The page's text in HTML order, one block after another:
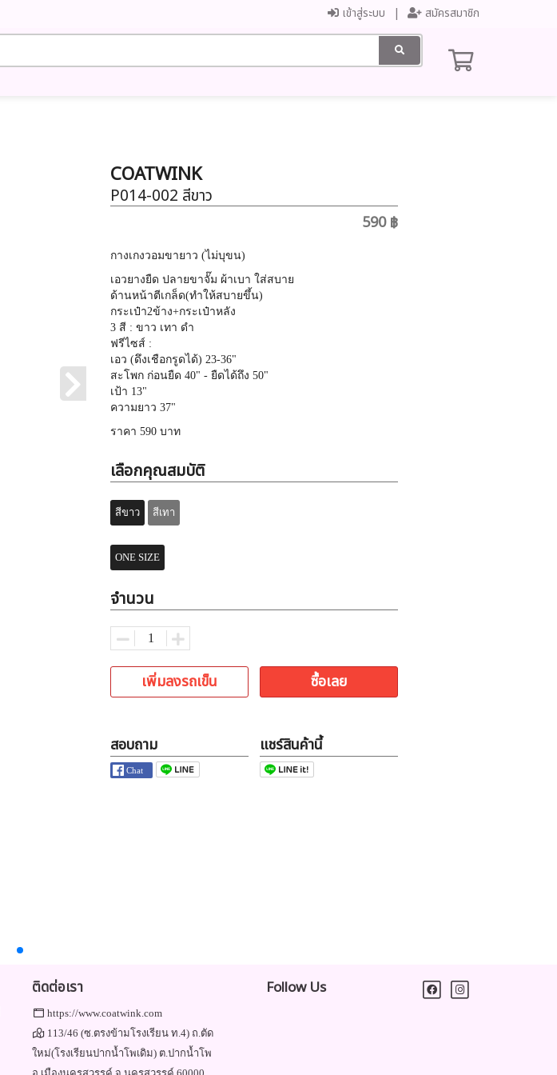
เข้าสู่ระบบ สมัครสมาชิก
COATWINK
P014-002 สีขาว
590 ฿
กางเกงวอมขายาว (ไม่บุขน)
เอวยางยืด ปลายขาจั๊ม ผ้าเบา ใส่สบาย
ด้านหน้าตีเกล็ด(ทำให้สบายขึ้น)
กระเป๋า2ข้าง+กระเป๋าหลัง
3 สี : ขาว เทา ดำ
ฟรีไซส์ :
เอว (ดึงเชือกรูดได้) 23-36"
สะโพก ก่อนยืด 40" - ยืดได้ถึง 50"
เป้า 13"
ความยาว 37"
ราคา 590 บาท
เลือกคุณสมบัติ
สีขาว สีเทา
ONE SIZE
จำนวน
เพิ่มลงรถเข็น ซื้อเลย
สอบถาม แชร์สินค้านี้
ติดต่อเรา
https://www.coatwink.com
113/46 (ซ.ตรงข้ามโรงเรียน ท.4) ถ.ตัด
ใหม่(โรงเรียนปากน้ำโพเดิม) ต.ปากน้ำโพ
Follow Us